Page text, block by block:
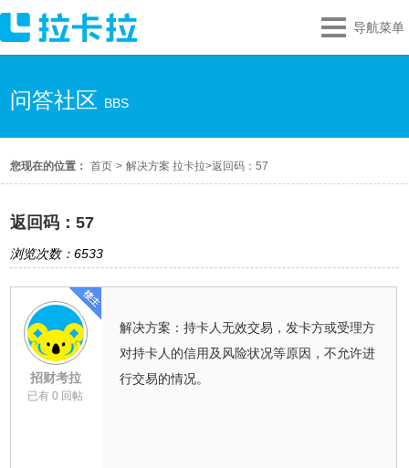
导航菜单
问答社区 BBS
您现在的位置： 首页 > 解决方案 拉卡拉>返回码：57
返回码：57
浏览次数：6533
招财考拉
已有 0 回帖
解决方案：持卡人无效交易，发卡方或受理方
对持卡人的信用及风险状况等原因，不允许进
行交易的情况。